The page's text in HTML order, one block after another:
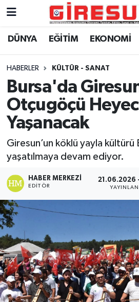
DÜNYA EĞİTİM EKONOMİ
HABERLER KÜLTÜR - SANAT
Bursa'da
Otçugöçü
Yaşanacak
Giresun’un köklü yayla kültürü
yaşatılmaya devam ediyor.
HABER MERKEZI
EDITÖR
21.06.2026
Hava Durumu
Trafik Durumu
Süper Lig Puan Durumu ve
Tüm Manşetler
Son Dakika Haberleri